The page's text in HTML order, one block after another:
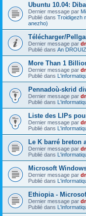
Ubuntu 10.04:
Dernier message par
Publié dans Troidigezh
anezho)
Télécharger/
Dernier message par
Publié dans An
More Than 1
Dernier message par
Publié dans
Pennadoù-skrid
Dernier message par
Publié dans
Liste des LIPs
Dernier message par
Publié dans
Le K barré breton
Dernier message par
Publié dans
Microsoft
Dernier message par
Publié dans
Ethiopia -
Dernier message par
Publié dans